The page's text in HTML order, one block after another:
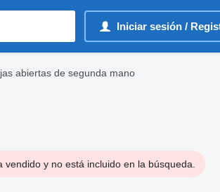
Iniciar sesión /
abiertas de segunda mano
vendido y no está incluido en la búsqueda.